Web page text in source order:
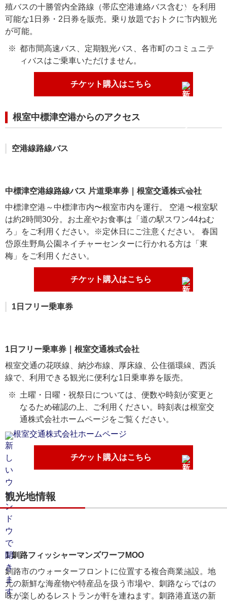
殖バスの十勝管内全路線（帯広空港連絡バス含む）を利用
可能な1日券・2日券を販売。乗り放題でおトクに市内観光
が可能。
都市間高速バス、定期観光バス、各市町のコミュニテ
ィバスはご乗車いただけません。
チケット購入はこちら
根室中標津空港からのアクセス
空港線路線バス
中標津空港線路線バス 片道乗車券｜根室交通株式会社
中標津空港～中標津市内〜根室市内を運行。 空港〜根室駅
は約2時間30分。お土産やお食事は「道の駅スワン44ねむ
ろ」をご利用ください。※定休日にご注意ください。 春国
岱原生野鳥公園ネイチャーセンターに行かれる方は「東
梅」をご利用ください。
チケット購入はこちら
1日フリー乗車券
1日フリー乗車券｜根室交通株式会社
根室交通の花咲線、納沙布線、厚床線、公住循環線、西浜
線で、利用できる観光に便利な1日乗車券を販売。
土曜・日曜・祝祭日については、便数や時刻が変更と
なるため確認の上、ご利用ください。時刻表は根室交
通株式会社ホームページをご覧ください。
根室交通株式会社ホームページ
チケット購入はこちら
観光地情報
1 釧路フィッシャーマンズワーフMOO
釧路市のウォーターフロントに位置する複合商業施設。地
元の新鮮な海産物や特産品を扱う市場や、釧路ならではの
味が楽しめるレストランが軒を連ねます。釧路港直送の新